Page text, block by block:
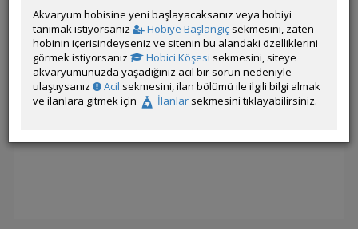
Akvaryum hobisine yeni başlayacaksanız veya hobiyi
tanımak istiyorsanız
Hobiye Başlangıç sekmesini, zaten
hobinin içerisindeyseniz ve sitenin bu alandaki özelliklerini
görmek istiyorsanız
Hobici Köşesi sekmesini, siteye
akvaryumunuzda yaşadığınız acil bir sorun nedeniyle
ulaştıysanız
Acil sekmesini, ilan bölümü ile ilgili bilgi almak
ve ilanlara gitmek için
İlanlar sekmesini tıklayabilirsiniz.